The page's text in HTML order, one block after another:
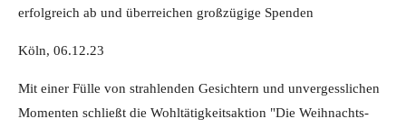
erfolgreich ab und überreichen großzügige Spenden
Köln, 06.12.23
Mit einer Fülle von strahlenden Gesichtern und unvergesslichen
Momenten schließt die Wohltätigkeitsaktion "Die Weihnachts-